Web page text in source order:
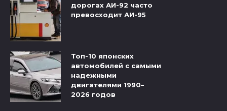
дорогах АИ-92 часто
превосходит АИ-95
Топ-10 японских
автомобилей с самыми
надежными
двигателями 1990–
2026 годов